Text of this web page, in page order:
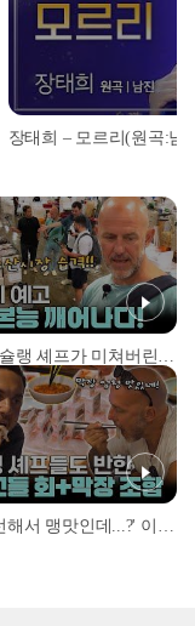
[예고] 미슐랭 셰프가 미쳐버린 이유! 본능이 깨어난 사건은?